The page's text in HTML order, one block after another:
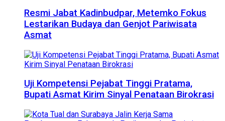
Resmi Jabat Kadinbudpar, Metemko Fokus
Lestarikan Budaya dan Genjot Pariwisata
Asmat
Uji Kompetensi Pejabat Tinggi Pratama,
Bupati Asmat Kirim Sinyal Penataan Birokrasi